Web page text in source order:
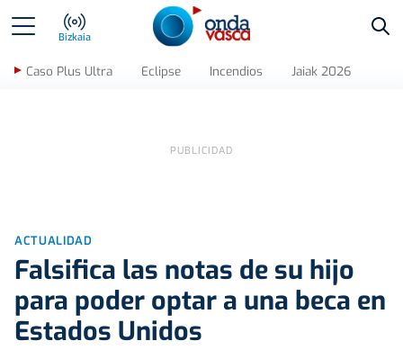
Bizkaia
Caso Plus Ultra Eclipse Incendios Jaiak 2026
ACTUALIDAD
Falsifica las notas de su hijo
para poder optar a una beca en
Estados Unidos